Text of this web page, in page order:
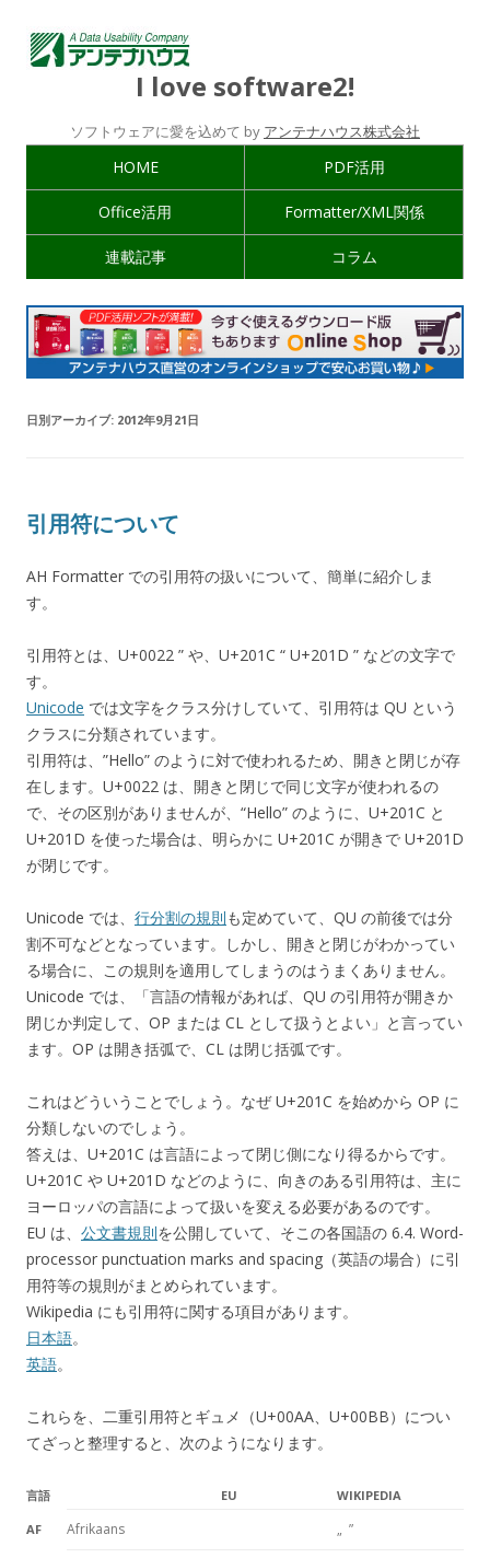
I love software2!
ソフトウェアに愛を込めて by アンテナハウス株式会社
HOME PDF活用
Office活用 Formatter/XML関係
連載記事 コラム
日別アーカイブ: 2012年9月21日
引用符について
AH Formatter での引用符の扱いについて、簡単に紹介しま
す。
引用符とは、U+0022 ” や、U+201C “ U+201D ” などの文字で
す。
Unicode では文字をクラス分けしていて、引用符は QU という
クラスに分類されています。
引用符は、”Hello” のように対で使われるため、開きと閉じが存
在します。U+0022 は、開きと閉じで同じ文字が使われるの
で、その区別がありませんが、“Hello” のように、U+201C と
U+201D を使った場合は、明らかに U+201C が開きで U+201D
が閉じです。
Unicode では、 行分割の規則も定めていて、QU の前後では分
割不可などとなっています。しかし、開きと閉じがわかってい
る場合に、この規則を適用してしまうのはうまくありません。
Unicode では、「言語の情報があれば、QU の引用符が開きか
閉じか判定して、OP または CL として扱うとよい」と言ってい
ます。OP は開き括弧で、CL は閉じ括弧です。
これはどういうことでしょう。なぜ U+201C を始めから OP に
分類しないのでしょう。
答えは、U+201C は言語によって閉じ側になり得るからです。
U+201C や U+201D などのように、向きのある引用符は、主に
ヨーロッパの言語によって扱いを変える必要があるのです。
EU は、 公文書規則を公開していて、そこの各国語の 6.4. Word-
processor punctuation marks and spacing（英語の場合）に引
用符等の規則がまとめられています。
Wikipedia にも引用符に関する項目があります。
日本語。
英語。
これらを、二重引用符とギュメ（U+00AA、U+00BB）につい
てざっと整理すると、次のようになります。
言語 EU WIKIPEDIA
AF Afrikaans „ ”